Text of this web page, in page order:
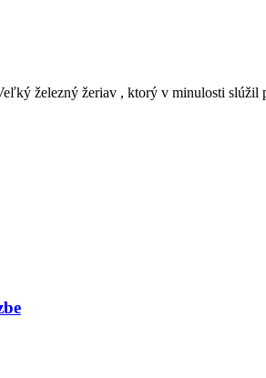
železný žeriav , ktorý v minulosti slúžil